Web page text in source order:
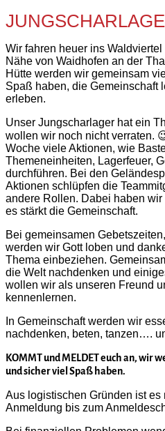
Wir fahren heuer ins
Nähe von Waidhofen an der
Hütte werden wir gemeinsam
Spaß haben, die Gemeinschaft
erleben.
Unser Jungscharlager hat ein
wollen wir noch nicht verraten.
Woche viele Aktionen, wie
Themeneinheiten, Lagerfeuer,
durchführen. Bei den
Aktionen schlüpfen die
andere Rollen. Dabei haben
es stärkt die Gemeinschaft.
Bei gemeinsamen
werden wir Gott loben und
Thema einbeziehen.
die Welt nachdenken und
wollen wir als unseren Freund
kennenlernen.
In Gemeinschaft werden wir
nachdenken, beten, tanzen….
KOMMT und MELDET euch an, wir
und sicher viel Spaß haben.
Aus logistischen Gründen ist
Anmeldung bis zum